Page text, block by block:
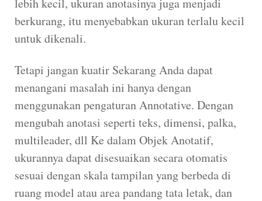
berkurang, itu menyebabkan ukuran terlalu kecil
untuk dikenali.
Tetapi jangan kuatir Sekarang Anda dapat
menangani masalah ini hanya dengan
menggunakan pengaturan Annotative. Dengan
mengubah anotasi seperti teks, dimensi, palka,
multileader, dll Ke dalam Objek Anotatif,
ukurannya dapat disesuaikan secara otomatis
sesuai dengan skala tampilan yang berbeda di
ruang model atau area pandang tata letak, dan